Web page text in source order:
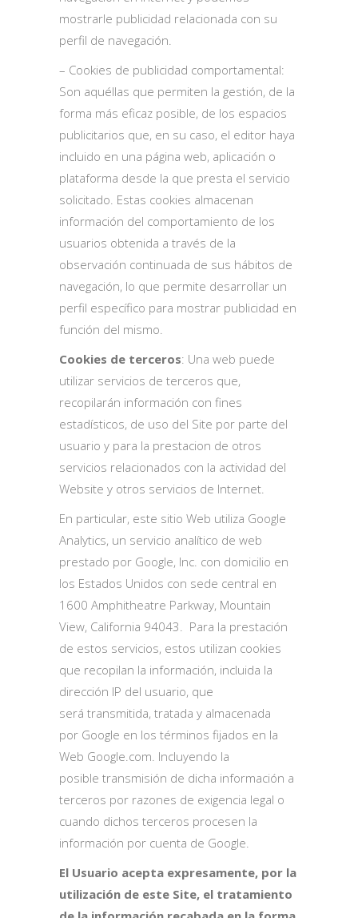
mostrarle publicidad relacionada con su
perfil de navegación.
– Cookies de publicidad comportamental:
Son aquéllas que permiten la gestión, de la
forma más eficaz posible, de los espacios
publicitarios que, en su caso, el editor haya
incluido en una página web, aplicación o
plataforma desde la que presta el servicio
solicitado. Estas cookies almacenan
información del comportamiento de los
usuarios obtenida a través de la
observación continuada de sus hábitos de
navegación, lo que permite desarrollar un
perfil específico para mostrar publicidad en
función del mismo.
Cookies de terceros: Una web puede
utilizar servicios de terceros que,
recopilarán información con fines
estadísticos, de uso del Site por parte del
usuario y para la prestacion de otros
servicios relacionados con la actividad del
Website y otros servicios de Internet.
En particular, este sitio Web utiliza Google
Analytics, un servicio analítico de web
prestado por Google, Inc. con domicilio en
los Estados Unidos con sede central en
1600 Amphitheatre Parkway, Mountain
View, California 94043. Para la prestación
de estos servicios, estos utilizan cookies
que recopilan la información, incluida la
dirección IP del usuario, que
será transmitida, tratada y almacenada
por Google en los términos fijados en la
Web Google.com. Incluyendo la
posible transmisión de dicha información a
terceros por razones de exigencia legal o
cuando dichos terceros procesen la
información por cuenta de Google.
El Usuario acepta expresamente, por la
utilización de este Site, el tratamiento